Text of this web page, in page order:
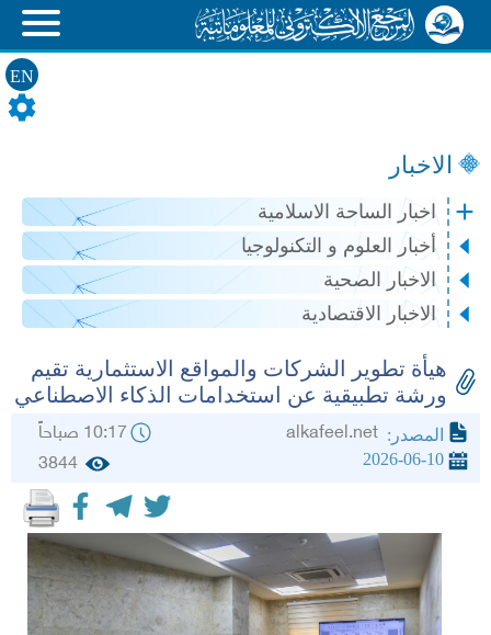
EN
الاخبار
اخبار الساحة الاسلامية
أخبار العلوم و التكنولوجيا
الاخبار الصحية
الاخبار الاقتصادية
هيأة تطوير الشركات والمواقع الاستثمارية تقيم
ورشة تطبيقية عن استخدامات الذكاء الاصطناعي
المصدر: 10:17 صباحاً
2026-06-10
3844